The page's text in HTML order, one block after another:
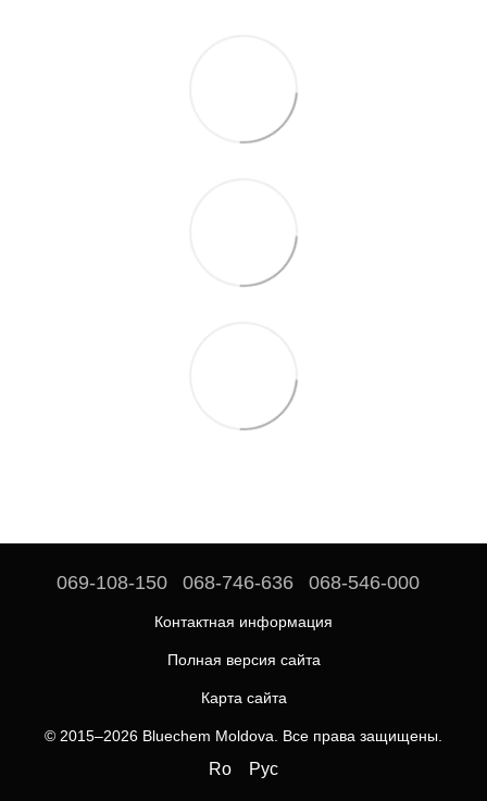
069-108-150 068-746-636 068-546-000
Контактная информация
Полная версия сайта
Карта сайта
© 2015–2026 Bluechem Moldova. Все права защищены.
Ro Рус